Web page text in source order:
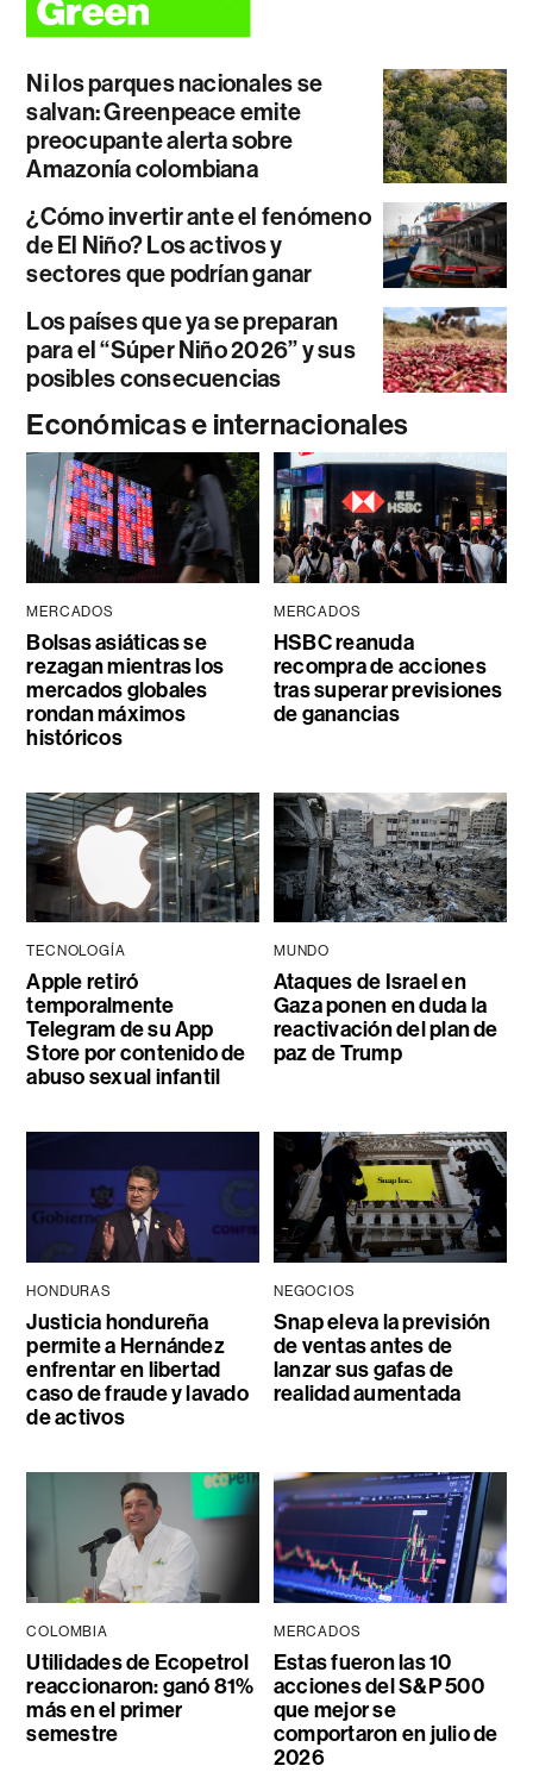
Ni los parques nacionales se
salvan: Greenpeace emite
preocupante alerta sobre
Amazonía colombiana
¿Cómo invertir ante el fenómeno
de El Niño? Los activos y
sectores que podrían ganar
Los países que ya se preparan
para el “Súper Niño 2026” y sus
posibles consecuencias
Económicas e internacionales
MERCADOS
Bolsas asiáticas se
rezagan mientras los
mercados globales
rondan máximos
históricos
MERCADOS
HSBC reanuda
recompra de acciones
tras superar previsiones
de ganancias
TECNOLOGÍA
Apple retiró
temporalmente
Telegram de su App
Store por contenido de
abuso sexual infantil
MUNDO
Ataques de Israel en
Gaza ponen en duda la
reactivación del plan de
paz de Trump
HONDURAS
Justicia hondureña
permite a Hernández
enfrentar en libertad
caso de fraude y lavado
de activos
NEGOCIOS
Snap eleva la previsión
de ventas antes de
lanzar sus gafas de
realidad aumentada
COLOMBIA
Utilidades de Ecopetrol
reaccionaron: ganó 81%
más en el primer
semestre
MERCADOS
Estas fueron las 10
acciones del S&P 500
que mejor se
comportaron en julio de
2026